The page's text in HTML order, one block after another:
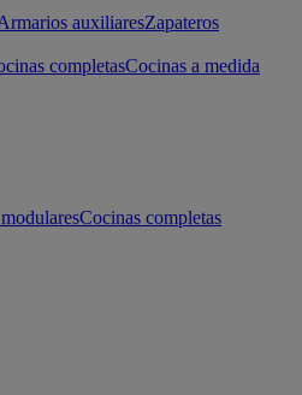
auxiliaresZapateros
completasCocinas a medida
Cocinas completas